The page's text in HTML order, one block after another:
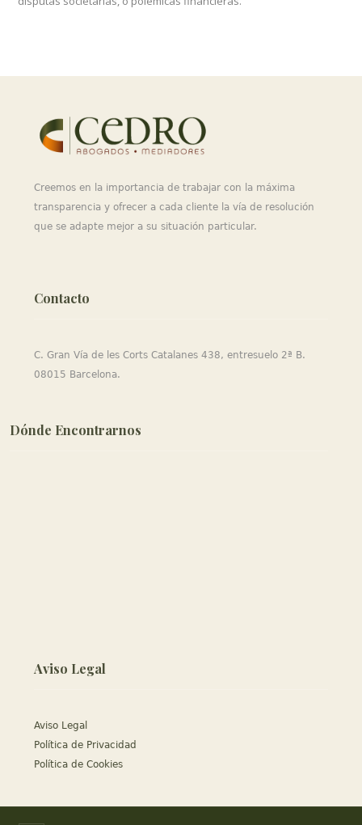
Creemos en la importancia de trabajar con la máxima
transparencia y ofrecer a cada cliente la vía de resolución
que se adapte mejor a su situación particular.
Contacto
C. Gran Vía de les Corts Catalanes 438, entresuelo 2ª B.
08015 Barcelona.
Dónde Encontrarnos
Aviso Legal
Aviso Legal
Política de Privacidad
Política de Cookies